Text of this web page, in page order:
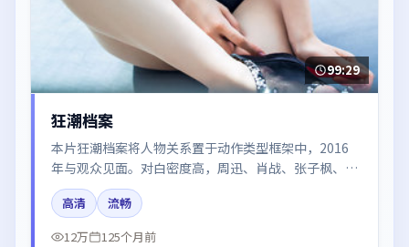
99:29
狂潮档案
本片狂潮档案将人物关系置于动作类型框架中，2016
年与观众见面。对白密度高，周迅、肖战、张子枫、朱
一龙、谭卓的台词节奏值得关注；整体气质偏中国香港
都市与冷色调摄影。
高清
流畅
12万
125个月前